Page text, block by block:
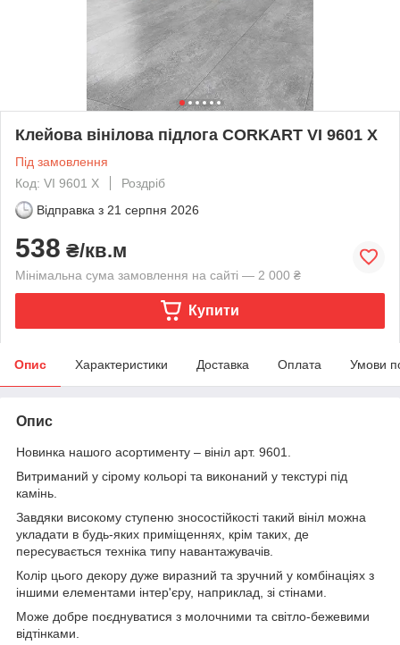
Клейова вінілова підлога CORKART VI 9601 X
Під замовлення
Код: VI 9601 X
Роздріб
Відправка з 21 серпня 2026
538 ₴/кв.м
Мінімальна сума замовлення на сайті — 2 000 ₴
Купити
Опис Характеристики Доставка Оплата Умови
Опис
Новинка нашого асортименту – вініл арт. 9601.
Витриманий у сірому кольорі та виконаний у текстурі під
камінь.
Завдяки високому ступеню зносостійкості такий вініл можна
укладати в будь-яких приміщеннях, крім таких, де
пересувається техніка типу навантажувачів.
Колір цього декору дуже виразний та зручний у комбінаціях з
іншими елементами інтер'єру, наприклад, зі стінами.
Може добре поєднуватися з молочними та світло-бежевими
відтінками.